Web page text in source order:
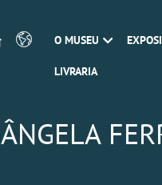
O MUSEU
LIVRARIA
ÂNGELA